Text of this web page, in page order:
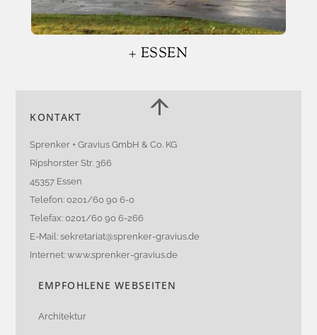
+ ESSEN
Back
KONTAKT
Sprenker + Gravius GmbH & Co. KG
Ripshorster Str. 366
45357 Essen
Telefon: 0201/60 90 6-0
Telefax: 0201/60 90 6-266
E-Mail:sekretariat@sprenker-gravius.de
Internet: www.sprenker-gravius.de
EMPFOHLENE WEBSEITEN
Architektur